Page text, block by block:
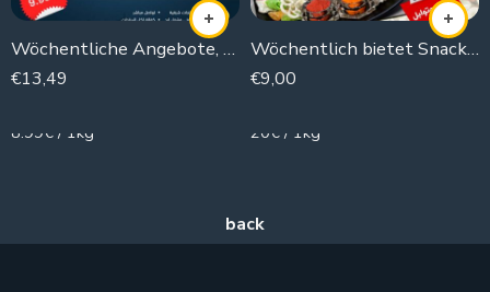
Wöchentliche Angebote, das Öl auf Sie und das Thymian auf uns.
€13,49
8.99€ / 1kg
Wöchentlich bietet Snack und Aromen
€9,00
20€ / 1kg